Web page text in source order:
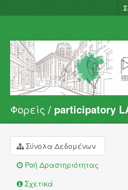
Σύνολα Δεδομένων
Φορείς
Ομάδες
Σχετικά
Φορείς participatory
Σύνολα Δεδομένων
Ροή Δραστηριότητας
Σχετικά